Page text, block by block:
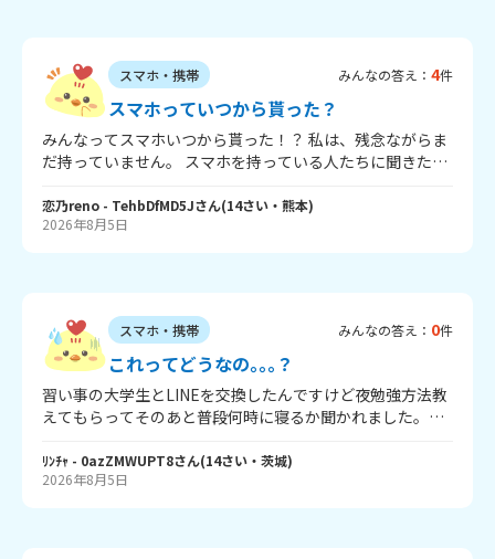
スマホ・携帯 みんなの答え： 4件
スマホっていつから貰った？
みんなってスマホいつから貰った！？ 私は、残念ながらま
だ持っていません。 スマホを持っている人たちに聞きたい
スマホが欲しい時なんて伝えた？ ④クラスの中にスマホ持
ってる人の割合 ⑤どんな時にスマホを使ってる？ ⑥スマホ
す！！ ぜひ、よろしくお願いします! 質問多すぎてごめん
なさい💦
恋乃reno - TehbDfMD5Jさん(14さい・ 熊本)
2026年8月5日
スマホ・携帯 みんなの答え： 0件
これってどうなの｡｡｡？
習い事の大学生とLINEを交換したんですけど夜勉強方法教
えてもらってそのあと普段何時に寝るか聞かれました。そ
か習い事の時に言ってたりするからいないって答えて相手
にもいるか聞いたんです。いないって言われて。ちゅーし
ﾘﾝﾁｬ - 0azZMWUPT8さん(14さい・ 茨城)
2026年8月5日